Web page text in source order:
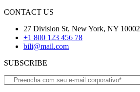
CONTACT US
27 Division St, New York, NY 10002
+1 800 123 456 78
bili@mail.com
SUBSCRIBE